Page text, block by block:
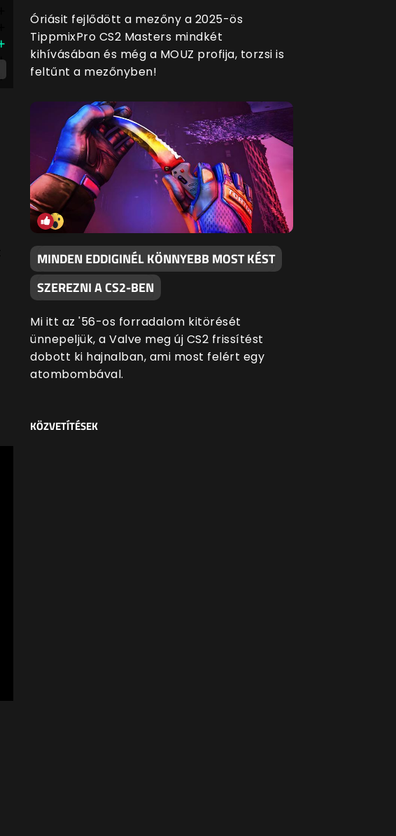
Óriásit fejlődött a mezőny a 2025-ös
TippmixPro CS2 Masters mindkét
kihívásában és még a MOUZ profija, torzsi is
feltűnt a mezőnyben!
MINDEN EDDIGINÉL KÖNNYEBB MOST KÉST
SZEREZNI A CS2-BEN
Mi itt az '56-os forradalom kitörését
ünnepeljük, a Valve meg új CS2 frissítést
dobott ki hajnalban, ami most felért egy
atombombával.
KÖZVETÍTÉSEK